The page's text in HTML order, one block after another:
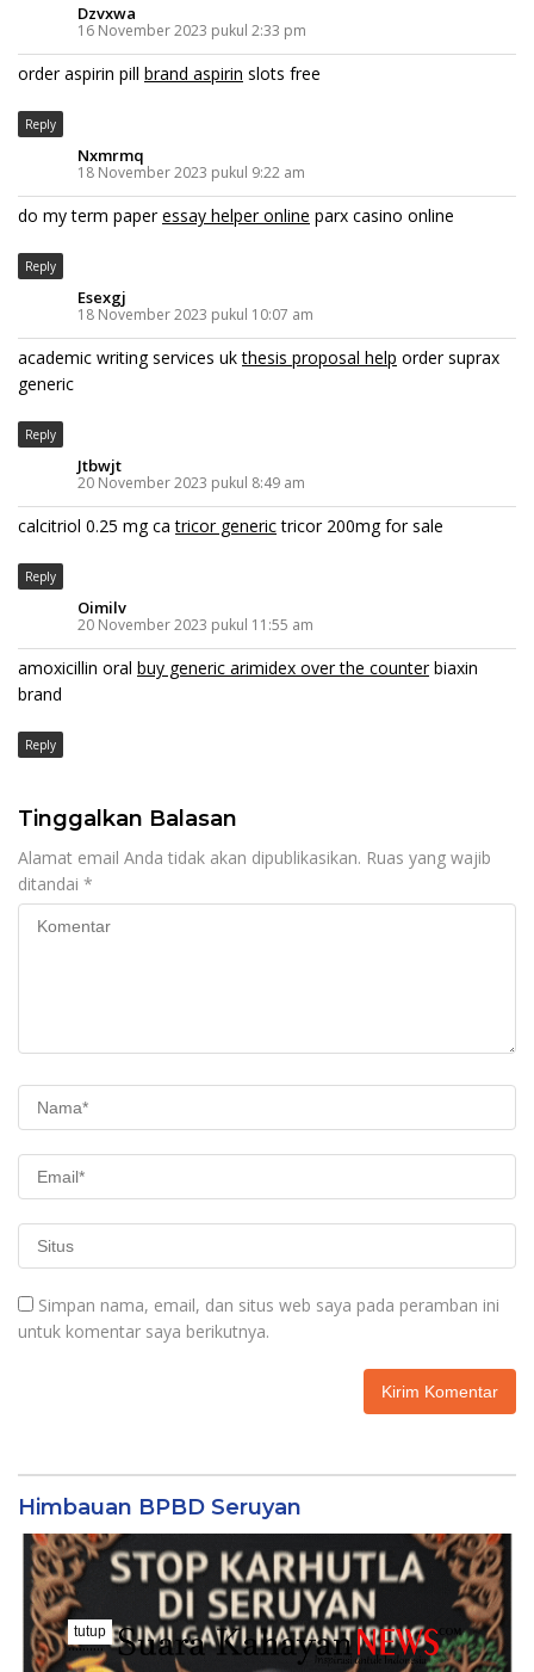
Dzvxwa
16 November 2023 pukul 2:33 pm
order aspirin pill brand aspirin slots free
Reply
Nxmrmq
18 November 2023 pukul 9:22 am
do my term paperessay helper online parx casino online
Reply
Esexgj
18 November 2023 pukul 10:07 am
academic writing services ukthesis proposal help order suprax
generic
Reply
Jtbwjt
20 November 2023 pukul 8:49 am
calcitriol 0.25 mg catricor generictricor 200mg for sale
Reply
Oimilv
20 November 2023 pukul 11:55 am
amoxicillin oral buy generic arimidex over the counterbiaxin
brand
Reply
Tinggalkan Balasan
Alamat email Anda tidak akan dipublikasikan. Ruas yang wajib
ditandai *
Simpan nama, email, dan situs web saya pada peramban ini
untuk komentar saya berikutnya.
Himbauan BPBD Seruyan
tutup
..........